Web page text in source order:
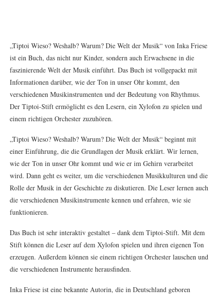
„Tiptoi Wieso? Weshalb? Warum? Die Welt der Musik“ von Inka Friese
ist ein Buch, das nicht nur Kinder, sondern auch Erwachsene in die
faszinierende Welt der Musik einführt. Das Buch ist vollgepackt mit
Informationen darüber, wie der Ton in unser Ohr kommt, den
verschiedenen Musikinstrumenten und der Bedeutung von Rhythmus.
Der Tiptoi-Stift ermöglicht es den Lesern, ein Xylofon zu spielen und
einem richtigen Orchester zuzuhören.
„Tiptoi Wieso? Weshalb? Warum? Die Welt der Musik“ beginnt mit
einer Einführung, die die Grundlagen der Musik erklärt. Wir lernen,
wie der Ton in unser Ohr kommt und wie er im Gehirn verarbeitet
wird. Dann geht es weiter, um die verschiedenen Musikkulturen und die
Rolle der Musik in der Geschichte zu diskutieren. Die Leser lernen auch
die verschiedenen Musikinstrumente kennen und erfahren, wie sie
funktionieren.
Das Buch ist sehr interaktiv gestaltet – dank dem Tiptoi-Stift. Mit dem
Stift können die Leser auf dem Xylofon spielen und ihren eigenen Ton
erzeugen. Außerdem können sie einem richtigen Orchester lauschen und
die verschiedenen Instrumente herausfinden.
Inka Friese ist eine bekannte Autorin, die in Deutschland geboren